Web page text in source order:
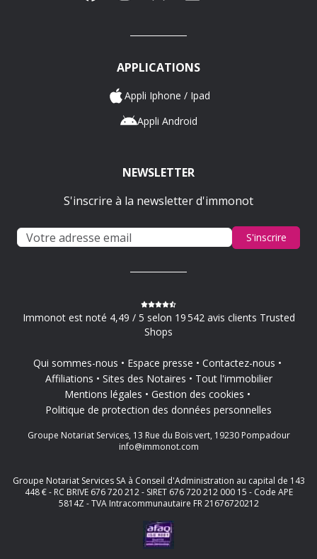
APPLICATIONS
Appli Iphone / Ipad
Appli Android
NEWSLETTER
S'inscrire à la newsletter d'immonot
S'inscrire
Immonot est noté 4,49 / 5 selon 19 542 avis clients Trusted
Shops
Qui sommes-nous Espace presse
Contactez-nous
Affiliations
Sites des Notaires
Tout l'immobilier
Mentions légales
Gestion des cookies
Politique de protection des données personnelles
Groupe Notariat Services, 13 Rue du Bois vert, 19230 Pompadour
info@immonot.com
Groupe Notariat Services SA à Conseil d'Administration au capital de 143
448 € - RC BRIVE 676 720 212 - SIRET 676 720 212 000 15 - Code APE
5814Z - TVA Intracommunautaire FR 21676720212